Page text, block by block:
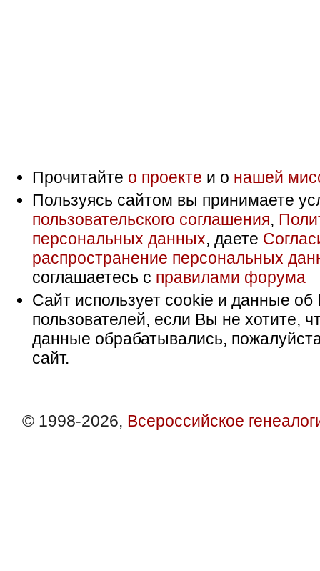
Прочитайте о проекте и о нашей
Пользуясь сайтом вы принимаете
пользовательского соглашения,
персональных данных, даете
распространение персональных
соглашаетесь с правилами форума
Сайт использует cookie и данные об
пользователей, если Вы не хотите,
данные обрабатывались,
сайт.
© 1998-2026, Всероссийское